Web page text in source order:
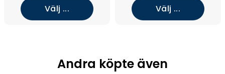
Välj ... Välj ...
Andra köpte även